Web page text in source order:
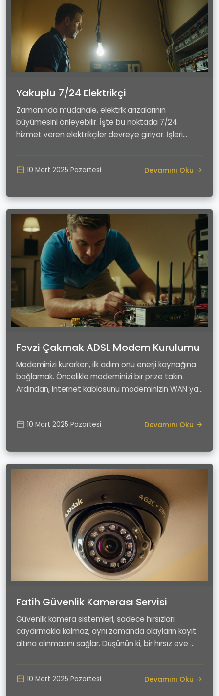
Yakuplu 7/24 Elektrikçi
Zamanında müdahale, elektrik arızalarının
büyümesini önleyebilir. İşte bu noktada 7/24
hizmet veren elektrikçiler devreye giriyor. İşleri
10 Mart 2025 Pazartesi Devamını Oku
Fevzi Çakmak ADSL Modem Kurulumu
Modeminizi kurarken, ilk adım onu enerji kaynağına
bağlamak. Öncelikle modeminizi bir prize takın.
Ardından, internet kablosunu modeminizin WAN ya
10 Mart 2025 Pazartesi Devamını Oku
Fatih Güvenlik Kamerası Servisi
Güvenlik kamera sistemleri, sadece hırsızları
caydırmakla kalmaz; aynı zamanda olayların kayıt
altına alınmasını sağlar. Düşünün ki, bir hırsız eve ...
10 Mart 2025 Pazartesi Devamını Oku